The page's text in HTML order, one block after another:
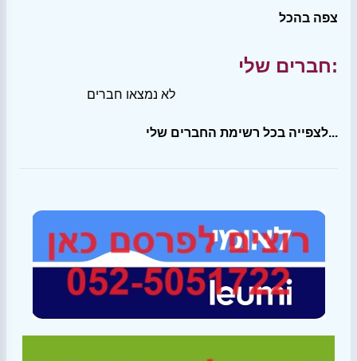
צפה בהכל
חברים שלי:
לא נמצאו חברים
לצפייה בכל רשימת החברים שלי...